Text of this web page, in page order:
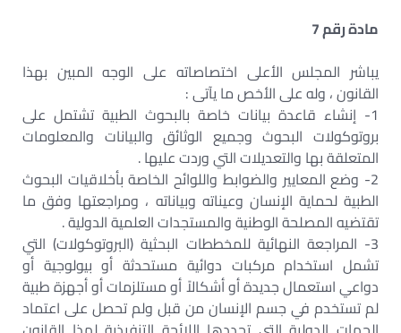
مادة رقم 7
يباشر المجلس الأعلى اختصاصاته على الوجه المبين بهذا
القانون ، وله على الأخص ما يآتى :
1- إنشاء قاعدة بيانات خاصة بالبحوث الطبية تشتمل على
بروتوكولات البحوث وجميع الوثائق والبيانات والمعلومات
المتعلقة بها والتعديلات التي وردت عليها .
2- وضع المعايير والضوابط واللوائح الخاصة بأخلاقيات البحوث
الطبية لحماية الإنسان وعيناته وبياناته ، ومراجعتها وفق ما
تقتضيه المصلحة الوطنية والمستجدات العلمية الدولية .
3- المراجعة النهائية للمخططات البحثية (البروتوكولات) التي
تشمل استخدام مركبات دوائية مستحدثة أو بيولوجية أو
دواعي استعمال جديدة أو أشكالاً أو مستلزمات أو أجهزة طبية
لم تستخدم في جسم الإنسان من قبل ولم تحصل على اعتماد